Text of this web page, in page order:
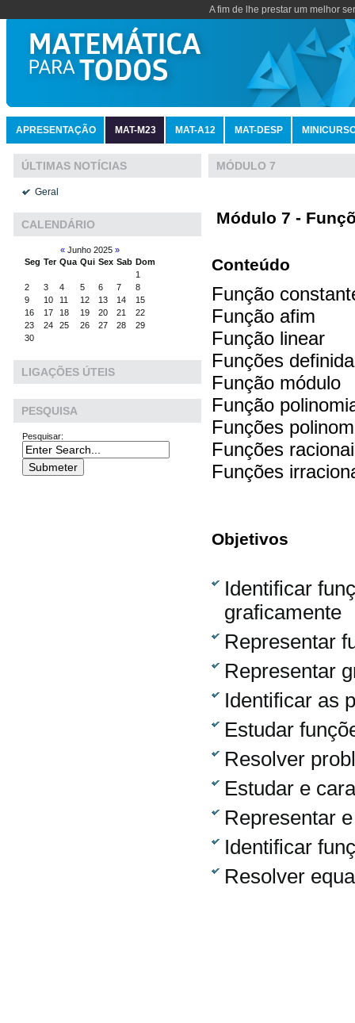
A fim de lhe prestar um melhor
APRESENTAÇÃO MAT-M23 MAT-A12 MAT-DESP
ÚLTIMAS NOTÍCIAS
Geral
CALENDÁRIO
« Junho 2025 »
Seg Ter Qua Qui Sex Sab Dom
1
2
3 4 5 6 7
8
9
10 11 12 13 14
15
16
17 18 19 20 21
22
23
24 25 26 27 28
29
30
LIGAÇÕES ÚTEIS
PESQUISA
Pesquisar:
MÓDULO 7
Módulo 7 -
Conteúdo
Função
Função afim
Função linear
Funções
Função módulo
Função
Funções
Funções
Funções
Objetivos
Identificar
graficamente
Representar
Representar
Identificar as
Estudar
Resolver
Estudar e
Representar
Identificar
Resolver